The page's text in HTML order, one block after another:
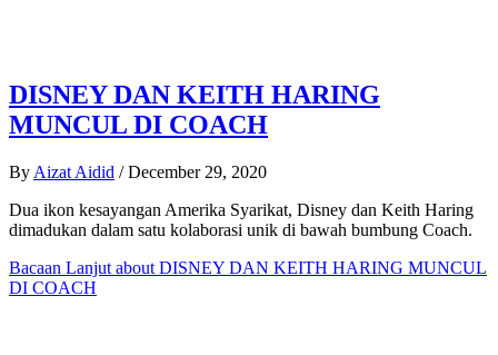
DISNEY DAN KEITH HARING
MUNCUL DI COACH
By Aizat Aidid / December 29, 2020
Dua ikon kesayangan Amerika Syarikat, Disney dan Keith Haring
dimadukan dalam satu kolaborasi unik di bawah bumbung Coach.
Bacaan Lanjut about DISNEY DAN KEITH HARING MUNCUL
DI COACH